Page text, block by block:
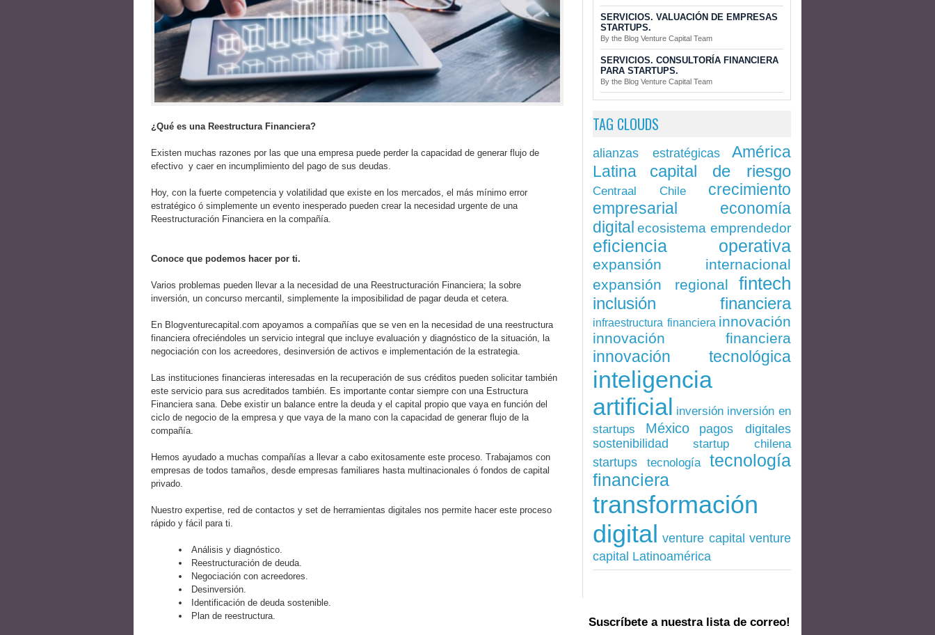
¿Qué es una Reestructura Financiera?
Existen muchas razones por las que una empresa puede perder la capacidad de generar flujo de
efectivo y caer en incumplimiento del pago de sus deudas.
Hoy, con la fuerte competencia y volatilidad que existe en los mercados, el más mínimo error
estratégico ó simplemente un evento inesperado pueden crear la necesidad urgente de una
Reestructuración Financiera en la compañía.
Conoce que podemos hacer por ti.
Varios problemas pueden llevar a la necesidad de una Reestructuración Financiera; la sobre
inversión, un concurso mercantil, simplemente la imposibilidad de pagar deuda et cetera.
En Blogventurecapital.com apoyamos a compañías que se ven en la necesidad de una reestructura
financiera ofreciéndoles un servicio integral que incluye evaluación y diagnóstico de la situación, la
negociación con los acreedores, desinversión de activos e implementación de la estrategia.
Las instituciones financieras interesadas en la recuperación de sus créditos pueden solicitar también
este servicio para sus acreditados también. Es importante contar siempre con una Estructura
Financiera sana. Debe existir un balance entre la deuda y el capital propio que vaya en función del
ciclo de negocio de la empresa y que vaya de la mano con la capacidad de generar flujo de la
compañía.
Hemos ayudado a muchas compañías a llevar a cabo exitosamente este proceso. Trabajamos con
empresas de todos tamaños, desde empresas familiares hasta multinacionales ó fondos de capital
privado.
Nuestro expertise, red de contactos y set de herramientas digitales nos permite hacer este proceso
rápido y fácil para ti.
Análisis y diagnóstico.
Reestructuración de deuda.
Negociación con acreedores.
Desinversión.
Identificación de deuda sostenible.
Plan de reestructura.
SERVICIOS. VALUACIÓN DE EMPRESAS
STARTUPS.
By the Blog Venture Capital Team
SERVICIOS. CONSULTORÍA FINANCIERA
PARA STARTUPS.
By the Blog Venture Capital Team
TAG CLOUDS
alianzas estratégicas
América
Latina
capital de riesgo
Centraal Chile
crecimiento
empresarial
economía
digital ecosistema emprendedor
eficiencia operativa
expansión internacional
expansión regional
fintech
inclusión financiera
infraestructura financiera innovación
innovación financiera
innovación tecnológica
inteligencia
artificial inversión inversión en
startups
México pagos digitales
sostenibilidad startup chilena
startups tecnología
tecnología
financiera
transformación
digital venture capital venture
capital Latinoamérica
Suscríbete a nuestra lista de correo!